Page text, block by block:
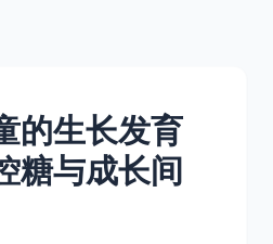
的生长发育
糖与成长间